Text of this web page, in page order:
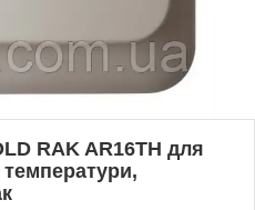
RAK AR16TH для
температури,